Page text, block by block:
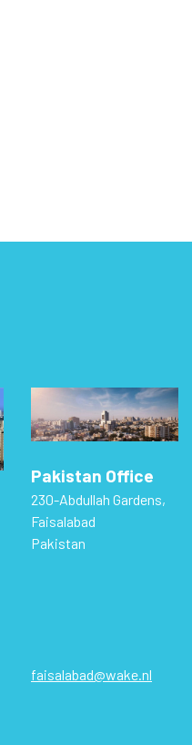
Pakistan Office
230-Abdullah Gardens,
Faisalabad
Pakistan
faisalabad@wake.nl